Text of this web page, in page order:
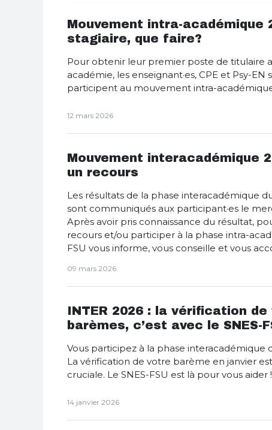
Mouvement intra-académique
stagiaire, que faire?
Pour obtenir leur premier poste de titulaire
académie, les enseignant·es, CPE et Psy-EN
participent au mouvement intra-
12 mars 2026
Mouvement interacadémique
un recours
Les résultats de la phase interacadémique
sont communiqués aux participant·es le
Après avoir pris connaissance du résultat,
recours et/ou participer à la phase intra-
FSU vous informe, vous conseille et vous
09 mars 2026
INTER 2026 : la vérification de
barèmes, c’est avec le SNES-
Vous participez à la phase interacadémique
La vérification de votre barème en janvier
cruciale. Le SNES-FSU est là pour vous aider !
14 janvier 2026